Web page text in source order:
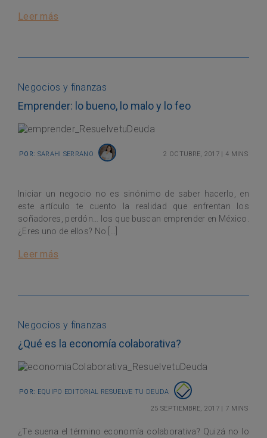
Leer más
Negocios y finanzas
Emprender: lo bueno, lo malo y lo feo
Por: Sarahi Serrano 2 octubre, 2017 | 4 mins
Iniciar un negocio no es sinónimo de saber hacerlo, en
este artículo te cuento la realidad que enfrentan los
soñadores, perdón… los que buscan emprender en México.
¿Eres uno de ellos? No […]
Leer más
Negocios y finanzas
¿Qué es la economía colaborativa?
Por: Equipo Editorial Resuelve tu Deuda
25 septiembre, 2017 | 7 mins
¿Te suena el término economía colaborativa? Quizá no lo